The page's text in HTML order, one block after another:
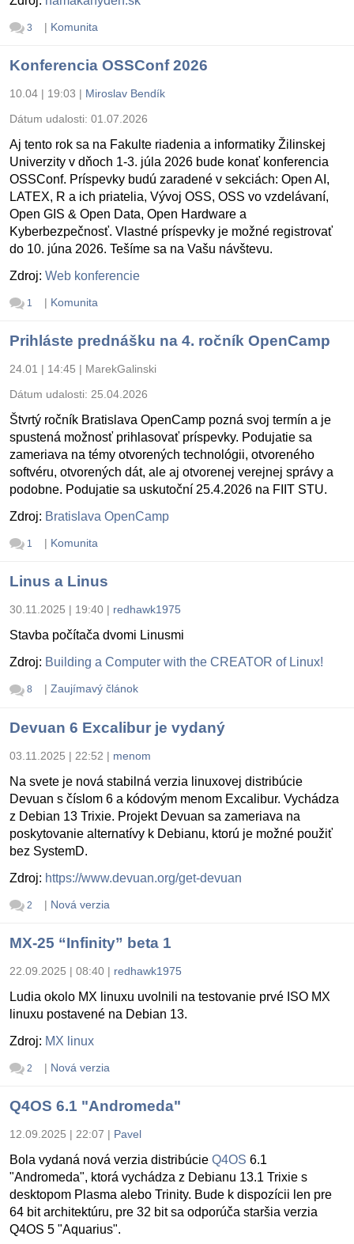
3 | Komunita
Konferencia OSSConf 2026
10.04 | 19:03 | Miroslav Bendík
Dátum udalosti: 01.07.2026
Aj tento rok sa na Fakulte riadenia a informatiky Žilinskej
Univerzity v dňoch 1-3. júla 2026 bude konať konferencia
OSSConf. Príspevky budú zaradené v sekciách: Open AI,
LATEX, R a ich priatelia, Vývoj OSS, OSS vo vzdelávaní,
Open GIS & Open Data, Open Hardware a
Kyberbezpečnosť. Vlastné príspevky je možné registrovať
do 10. júna 2026. Tešíme sa na Vašu návštevu.
Zdroj: Web konferencie
1 | Komunita
Prihláste prednášku na 4. ročník OpenCamp
24.01 | 14:45 | MarekGalinski
Dátum udalosti: 25.04.2026
Štvrtý ročník Bratislava OpenCamp pozná svoj termín a je
spustená možnosť prihlasovať príspevky. Podujatie sa
zameriava na témy otvorených technológii, otvoreného
softvéru, otvorených dát, ale aj otvorenej verejnej správy a
podobne. Podujatie sa uskutoční 25.4.2026 na FIIT STU.
Zdroj: Bratislava OpenCamp
1 | Komunita
Linus a Linus
30.11.2025 | 19:40 | redhawk1975
Stavba počítača dvomi Linusmi
Zdroj: Building a Computer with the CREATOR of Linux!
8 | Zaujímavý článok
Devuan 6 Excalibur je vydaný
03.11.2025 | 22:52 | menom
Na svete je nová stabilná verzia linuxovej distribúcie
Devuan s číslom 6 a kódovým menom Excalibur. Vychádza
z Debian 13 Trixie. Projekt Devuan sa zameriava na
poskytovanie alternatívy k Debianu, ktorú je možné použiť
bez SystemD.
Zdroj: https://www.devuan.org/get-devuan
2 | Nová verzia
MX-25 “Infinity” beta 1
22.09.2025 | 08:40 | redhawk1975
Ludia okolo MX linuxu uvolnili na testovanie prvé ISO MX
linuxu postavené na Debian 13.
Zdroj: MX linux
2 | Nová verzia
Q4OS 6.1 "Andromeda"
12.09.2025 | 22:07 | Pavel
Bola vydaná nová verzia distribúcie Q4OS 6.1
"Andromeda", ktorá vychádza z Debianu 13.1 Trixie s
desktopom Plasma alebo Trinity. Bude k dispozícii len pre
64 bit architektúru, pre 32 bit sa odporúča staršia verzia
Q4OS 5 "Aquarius".